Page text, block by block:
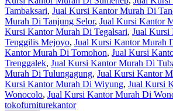
Tambaksari, Jual Kursi Kantor Murah Di
Murah Di Tanjung Selor, Jual Kursi Kantor
Kursi Kantor Murah Di Tegalsari, Jual Kursi
Tenggilis Mejoyo, Jual Kursi Kantor Murah
Kantor Murah Di Tomohon, Jual Kursi
Trenggalek, Jual Kursi Kantor Murah Di
Murah Di Tulungagung, Jual Kursi Kantor
Kursi Kantor Murah Di Wiyung, Jual Kursi
Wonocolo, Jual Kursi Kantor Murah Di
tokofurniturekantor